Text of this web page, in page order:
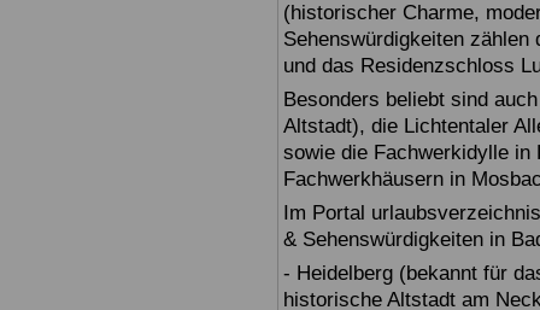
(historischer Charme,
Sehenswürdigkeiten
und das Residenzschloss
Besonders beliebt sind
Altstadt), die Lichtentaler
sowie die Fachwerkidylle in
Fachwerkhäusern in
Im Portal
& Sehenswürdigkeiten in
- Heidelberg (bekannt für
historische Altstadt am